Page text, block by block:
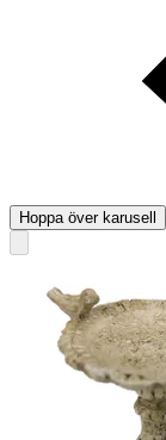
Hoppa över karusell